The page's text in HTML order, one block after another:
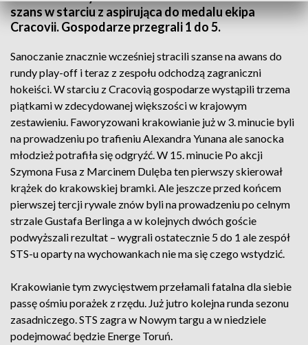
szans w starciu z aspirująca do medalu ekipa
Cracovii. Gospodarze przegrali 1 do 5.
Sanoczanie znacznie wcześniej stracili szanse na awans do
rundy play-off i teraz z zespołu odchodzą zagraniczni
hokeiści. W starciu z Cracovią gospodarze wystąpili trzema
piątkami w zdecydowanej większości w krajowym
zestawieniu. Faworyzowani krakowianie już w 3. minucie byli
na prowadzeniu po trafieniu Alexandra Yunana ale sanocka
młodzież potrafiła się odgryźć. W 15. minucie Po akcji
Szymona Fusa z Marcinem Dulęba ten pierwszy skierował
krążek do krakowskiej bramki. Ale jeszcze przed końcem
pierwszej tercji rywale znów byli na prowadzeniu po celnym
strzale Gustafa Berlinga a w kolejnych dwóch goście
podwyższali rezultat – wygrali ostatecznie 5 do 1 ale zespół
STS-u oparty na wychowankach nie ma się czego wstydzić.
Krakowianie tym zwycięstwem przełamali fatalna dla siebie
passę ośmiu porażek z rzędu. Już jutro kolejna runda sezonu
zasadniczego. STS zagra w Nowym targu a w niedziele
podejmować będzie Energe Toruń.